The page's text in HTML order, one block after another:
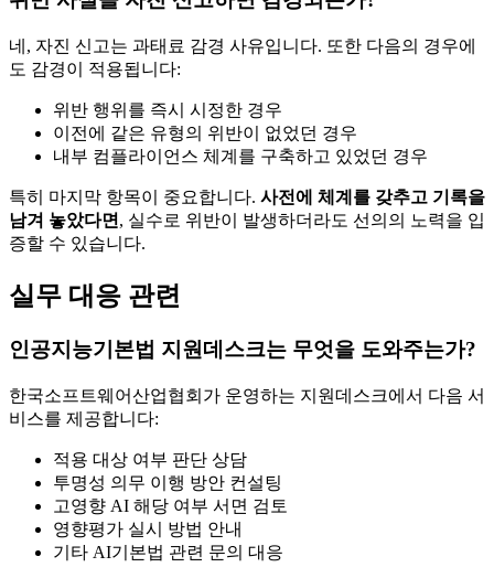
네, 자진 신고는 과태료 감경 사유입니다. 또한 다음의 경우에
도 감경이 적용됩니다:
위반 행위를 즉시 시정한 경우
이전에 같은 유형의 위반이 없었던 경우
내부 컴플라이언스 체계를 구축하고 있었던 경우
특히 마지막 항목이 중요합니다. 사전에 체계를 갖추고 기록을
남겨 놓았다면 , 실수로 위반이 발생하더라도 선의의 노력을 입
증할 수 있습니다.
실무 대응 관련
인공지능기본법 지원데스크는 무엇을 도와주는가?
한국소프트웨어산업협회가 운영하는 지원데스크에서 다음 서
비스를 제공합니다:
적용 대상 여부 판단 상담
투명성 의무 이행 방안 컨설팅
고영향 AI 해당 여부 서면 검토
영향평가 실시 방법 안내
기타 AI기본법 관련 문의 대응